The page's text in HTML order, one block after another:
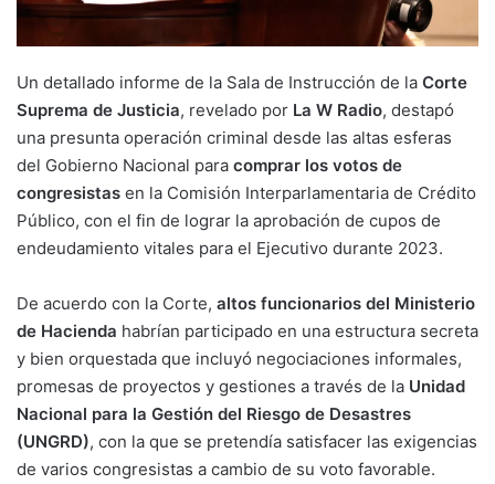
Un detallado informe de la Sala de Instrucción de la Corte
Suprema de Justicia, revelado por La W Radio, destapó
una presunta operación criminal desde las altas esferas
del Gobierno Nacional para comprar los votos de
congresistas en la Comisión Interparlamentaria de Crédito
Público, con el fin de lograr la aprobación de cupos de
endeudamiento vitales para el Ejecutivo durante 2023.
De acuerdo con la Corte, altos funcionarios del Ministerio
de Hacienda habrían participado en una estructura secreta
y bien orquestada que incluyó negociaciones informales,
promesas de proyectos y gestiones a través de la Unidad
Nacional para la Gestión del Riesgo de Desastres
(UNGRD), con la que se pretendía satisfacer las exigencias
de varios congresistas a cambio de su voto favorable.